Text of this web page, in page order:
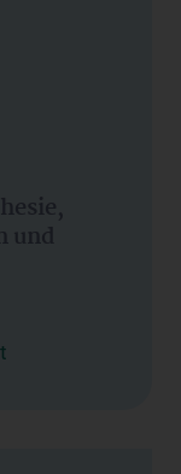
und